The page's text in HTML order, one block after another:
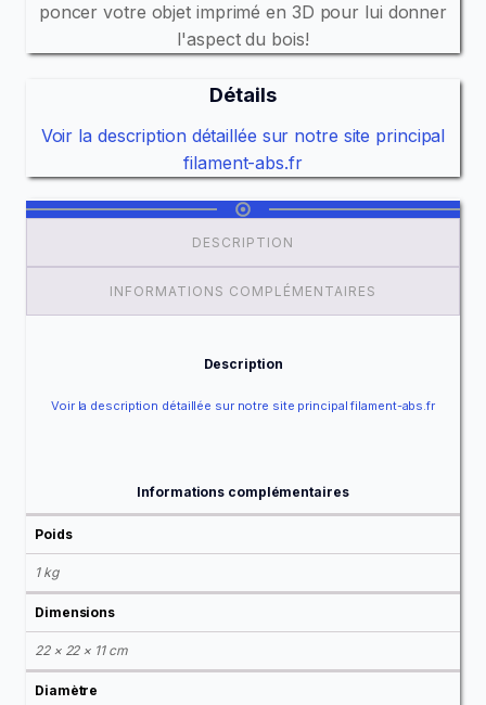
poncer votre objet imprimé en 3D pour lui donner
l'aspect du bois!
Détails
Voir la description détaillée sur notre site principal
filament-abs.fr
DESCRIPTION
INFORMATIONS COMPLÉMENTAIRES
Description
Voir la description détaillée sur notre site principal filament-abs.fr
Informations complémentaires
Poids
1 kg
Dimensions
22 × 22 × 11 cm
Diamètre